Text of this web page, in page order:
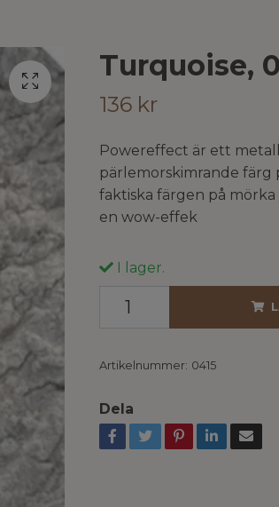
Turquoise,
136 kr
Powereffect är ett
pärlemorskimrande färg
faktiska färgen på
en wow-effek
I lager.
Artikelnummer: 0415
Dela